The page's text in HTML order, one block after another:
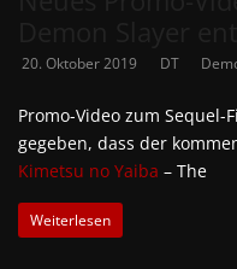
20. Oktober 2019 DT
Promo-Video zum
gegeben, dass der
Kimetsu no Yaiba – The
Weiterlesen